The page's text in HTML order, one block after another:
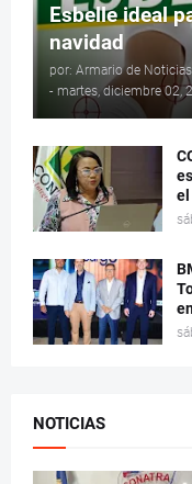
Esbelle ideal
navidad
por: Armario de Noticias
- martes, diciembre 02,
el
NOTICIAS